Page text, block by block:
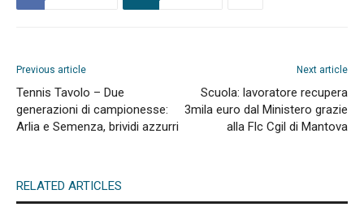
Previous article
Tennis Tavolo – Due
generazioni di campionesse:
Arlia e Semenza, brividi azzurri
Next article
Scuola: lavoratore recupera
3mila euro dal Ministero grazie
alla Flc Cgil di Mantova
RELATED ARTICLES